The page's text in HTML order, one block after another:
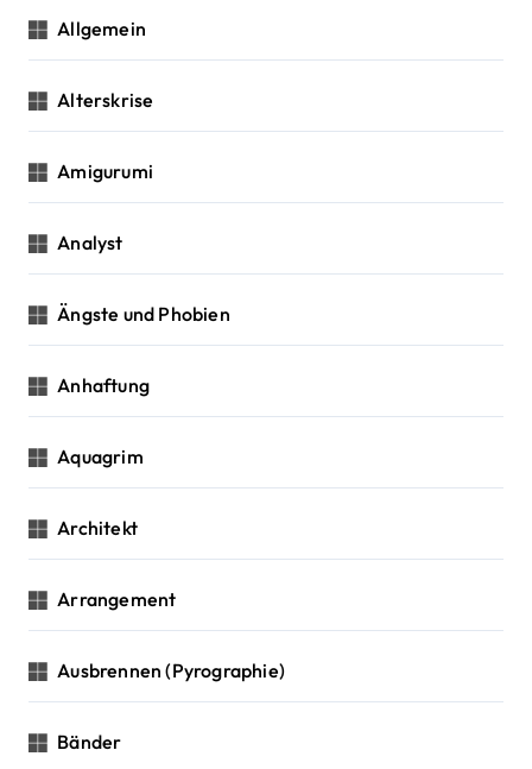
o
n
Allgemein
Alterskrise
Amigurumi
Analyst
Ängste und Phobien
Anhaftung
Aquagrim
Architekt
Arrangement
Ausbrennen (Pyrographie)
Bänder